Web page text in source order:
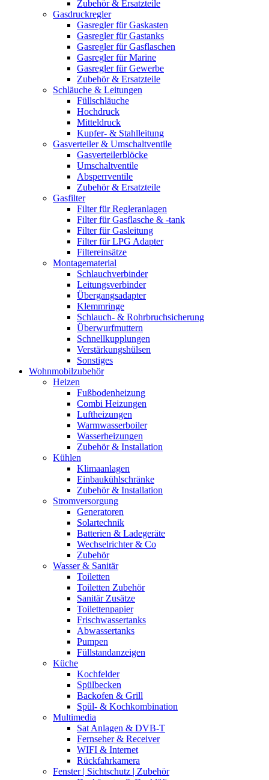
Zubehör & Ersatzteile
Gasdruckregler
Gasregler für Gaskasten
Gasregler für Gastanks
Gasregler für Gasflaschen
Gasregler für Marine
Gasregler für Gewerbe
Zubehör & Ersatzteile
Schläuche & Leitungen
Füllschläuche
Hochdruck
Mitteldruck
Kupfer- & Stahlleitung
Gasverteiler & Umschaltventile
Gasverteilerblöcke
Umschaltventile
Absperrventile
Zubehör & Ersatzteile
Gasfilter
Filter für Regleranlagen
Filter für Gasflasche & -tank
Filter für Gasleitung
Filter für LPG Adapter
Filtereinsätze
Montagematerial
Schlauchverbinder
Leitungsverbinder
Übergangsadapter
Klemmringe
Schlauch- & Rohrbruchsicherung
Überwurfmuttern
Schnellkupplungen
Verstärkungshülsen
Sonstiges
Wohnmobilzubehör
Heizen
Fußbodenheizung
Combi Heizungen
Luftheizungen
Warmwasserboiler
Wasserheizungen
Zubehör & Installation
Kühlen
Klimaanlagen
Einbaukühlschränke
Zubehör & Installation
Stromversorgung
Generatoren
Solartechnik
Batterien & Ladegeräte
Wechselrichter & Co
Zubehör
Wasser & Sanitär
Toiletten
Toiletten Zubehör
Sanitär Zusätze
Toilettenpapier
Frischwassertanks
Abwassertanks
Pumpen
Füllstandanzeigen
Küche
Kochfelder
Spülbecken
Backofen & Grill
Spül- & Kochkombination
Multimedia
Sat Anlagen & DVB-T
Fernseher & Receiver
WIFI & Internet
Rückfahrkamera
Fenster | Sichtschutz | Zubehör